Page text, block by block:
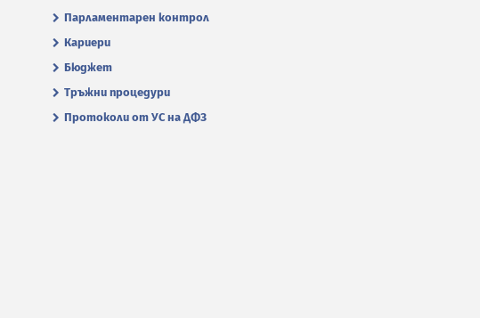
Парламентарен контрол
Кариери
Бюджет
Тръжни процедури
Протоколи от УС на ДФЗ